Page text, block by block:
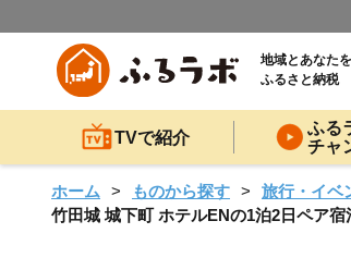
地域とあなた
ふるさと納税
TVで紹介
ふる
チャ
ホーム ものから探す 旅行・イベ
竹田城 城下町 ホテルENの1泊2日ペア